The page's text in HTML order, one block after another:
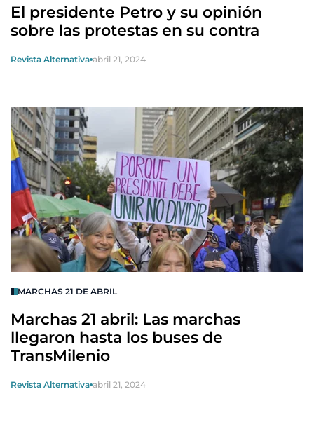
El presidente Petro y su opinión
sobre las protestas en su contra
Revista Alternativa abril 21, 2024
MARCHAS 21 DE ABRIL
Marchas 21 abril: Las marchas
llegaron hasta los buses de
TransMilenio
Revista Alternativa abril 21, 2024